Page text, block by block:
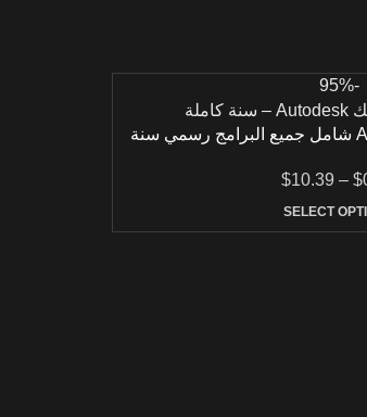
-95%
اشتراك اتوديسك Autodesk شامل جميع البرامج رسمي سنة
$
–
$10.39
SELECT